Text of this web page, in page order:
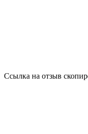
Ссылка на отзыв